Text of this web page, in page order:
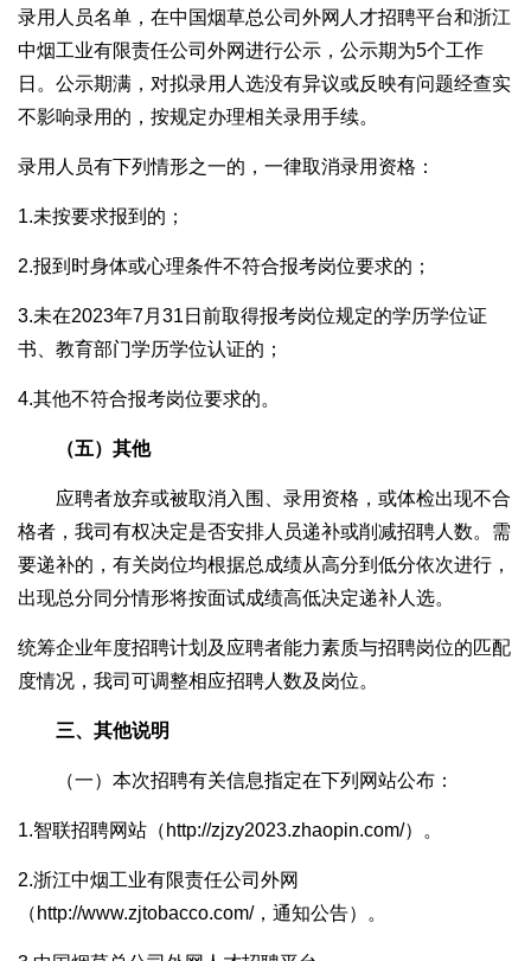
录用人员名单，在中国烟草总公司外网人才招聘平台和浙江
中烟工业有限责任公司外网进行公示，公示期为5个工作
日。公示期满，对拟录用人选没有异议或反映有问题经查实
不影响录用的，按规定办理相关录用手续。
录用人员有下列情形之一的，一律取消录用资格：
1.未按要求报到的；
2.报到时身体或心理条件不符合报考岗位要求的；
3.未在2023年7月31日前取得报考岗位规定的学历学位证
书、教育部门学历学位认证的；
4.其他不符合报考岗位要求的。
（五）其他
应聘者放弃或被取消入围、录用资格，或体检出现不合
格者，我司有权决定是否安排人员递补或削减招聘人数。需
要递补的，有关岗位均根据总成绩从高分到低分依次进行，
出现总分同分情形将按面试成绩高低决定递补人选。
统筹企业年度招聘计划及应聘者能力素质与招聘岗位的匹配
度情况，我司可调整相应招聘人数及岗位。
三、其他说明
（一）本次招聘有关信息指定在下列网站公布：
1.智联招聘网站（http://zjzy2023.zhaopin.com/）。
2.浙江中烟工业有限责任公司外网
（http://www.zjtobacco.com/，通知公告）。